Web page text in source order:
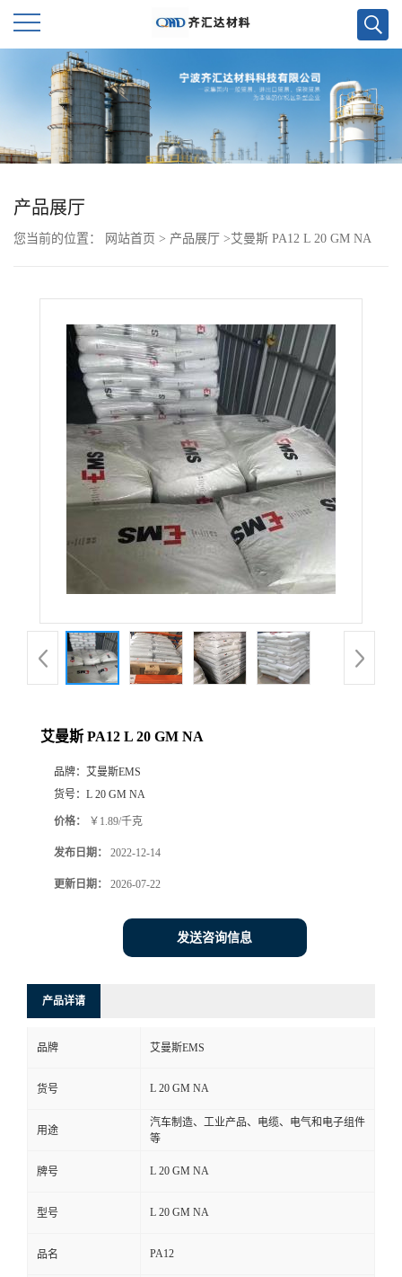
首
页
公
品
厅
系
产品展厅
您当前的位置： 网站首页 > 产品展厅 >艾曼斯 PA12 L 20 GM NA
艾曼斯 PA12 L 20 GM NA
品牌： 艾曼斯EMS
货号： L 20 GM NA
价格： ￥1.89/千克
发布日期： 2022-12-14
更新日期： 2026-07-22
发送咨询信息
产品详请
品牌 艾曼斯EMS
货号 L 20 GM NA
用途
汽车制造、工业产品、电缆、电气和电子组件
等
牌号 L 20 GM NA
型号 L 20 GM NA
品名 PA12